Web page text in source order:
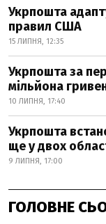
Укрпошта
правил США
15 ЛИПНЯ, 12:35
Укрпошта за
мільйона
10 ЛИПНЯ, 17:40
Укрпошта
ще у двох
9 ЛИПНЯ, 17:00
ГОЛОВНЕ